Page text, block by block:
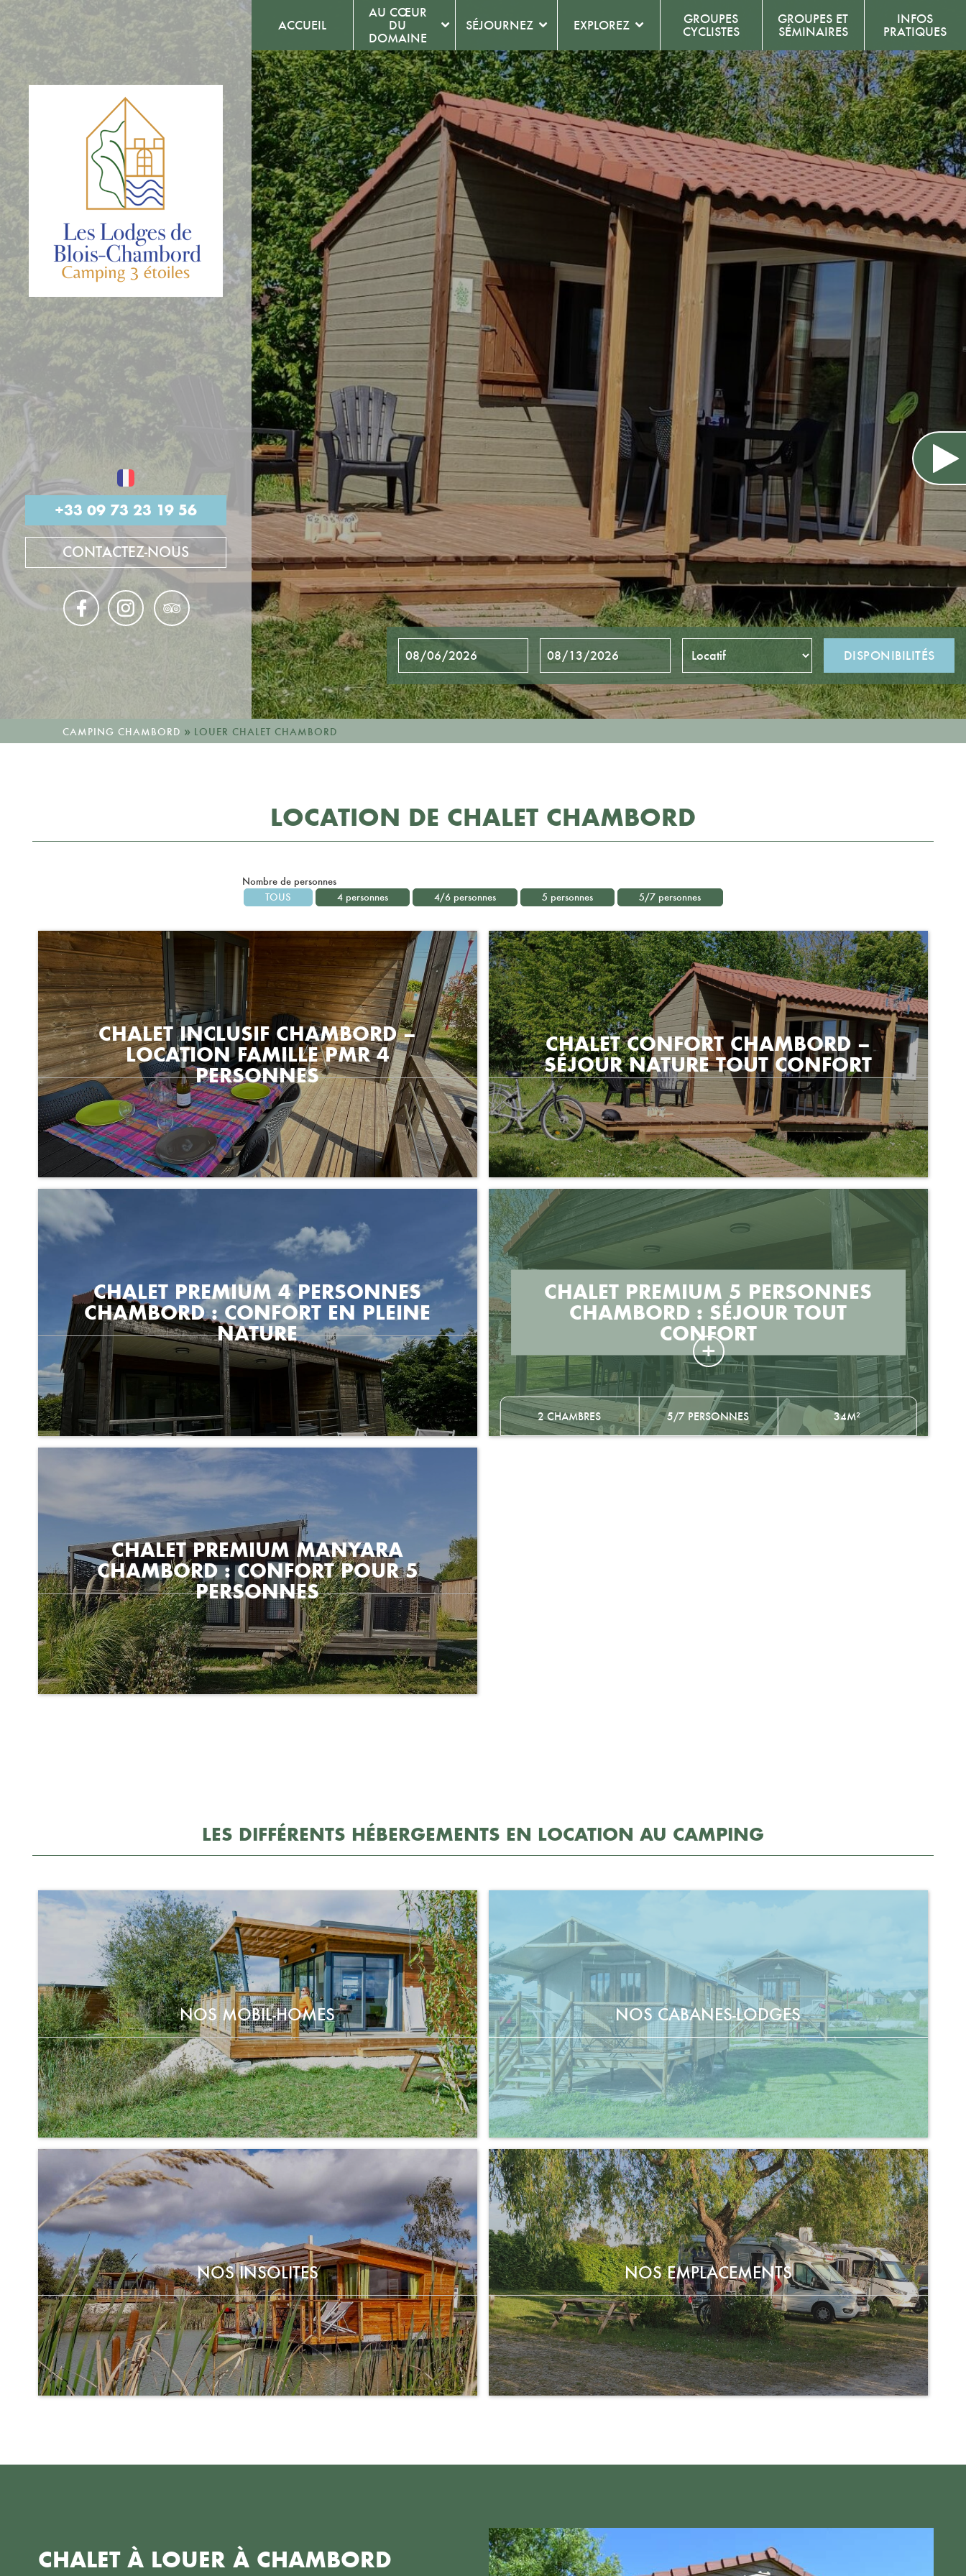
+33 09 73 23 19 56
CONTACTEZ-NOUS
ACCUEIL
AU CŒUR
DU
DOMAINE
SÉJOURNEZ EXPLOREZ
GROUPES
CYCLISTES
GROUPES ET
SÉMINAIRES
INFOS
PRATIQUES
CAMPING CHAMBORD » LOUER CHALET CHAMBORD
LOCATION DE CHALET CHAMBORD
Nombre de personnes
TOUS
4 personnes 4/6 personnes 5 personnes 5/7 personnes
CHALET INCLUSIF CHAMBORD –
LOCATION FAMILLE PMR 4
PERSONNES
CHALET CONFORT CHAMBORD –
SÉJOUR NATURE TOUT CONFORT
CHALET PREMIUM 4 PERSONNES
CHAMBORD : CONFORT EN PLEINE
NATURE
CHALET PREMIUM 5 PERSONNES
CHAMBORD : SÉJOUR TOUT
CONFORT
2 CHAMBRES 5/7 PERSONNES 34M²
CHALET PREMIUM MANYARA
CHAMBORD : CONFORT POUR 5
PERSONNES
LES DIFFÉRENTS HÉBERGEMENTS EN LOCATION AU CAMPING
NOS MOBIL-HOMES NOS CABANES-LODGES
NOS INSOLITES NOS EMPLACEMENTS
CHALET À LOUER À CHAMBORD